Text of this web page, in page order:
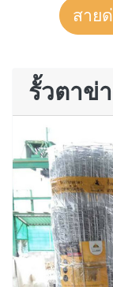
สาย
รั้วตาข่